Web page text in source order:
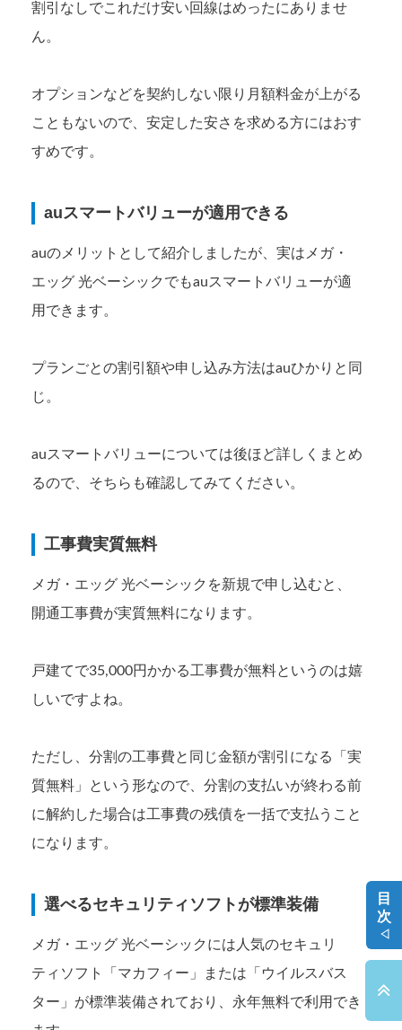
割引なしでこれだけ安い回線はめったにありませ
ん。
オプションなどを契約しない限り月額料金が上がる
こともないので、安定した安さを求める方にはおす
すめです。
auスマートバリューが適用できる
auのメリットとして紹介しましたが、実はメガ・
エッグ 光ベーシックでもauスマートバリューが適
用できます。
プランごとの割引額や申し込み方法はauひかりと同
じ。
auスマートバリューについては後ほど詳しくまとめ
るので、そちらも確認してみてください。
工事費実質無料
メガ・エッグ 光ベーシックを新規で申し込むと、
開通工事費が実質無料になります。
戸建てで35,000円かかる工事費が無料というのは嬉
しいですよね。
ただし、分割の工事費と同じ金額が割引になる「実
質無料」という形なので、分割の支払いが終わる前
に解約した場合は工事費の残債を一括で支払うこと
になります。
選べるセキュリティソフトが標準装備
メガ・エッグ 光ベーシックには人気のセキュリ
ティソフト「マカフィー」または「ウイルスバス
ター」が標準装備されており、永年無料で利用でき
目
次
◁